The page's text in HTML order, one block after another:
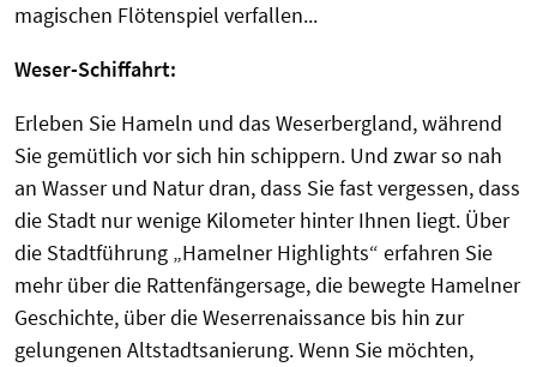
magischen Flötenspiel verfallen...
Weser-Schiffahrt:
Erleben Sie Hameln und das Weserbergland, während
Sie gemütlich vor sich hin schippern. Und zwar so nah
an Wasser und Natur dran, dass Sie fast vergessen, dass
die Stadt nur wenige Kilometer hinter Ihnen liegt. Über
die Stadtführung „Hamelner Highlights“ erfahren Sie
mehr über die Rattenfängersage, die bewegte Hamelner
Geschichte, über die Weserrenaissance bis hin zur
gelungenen Altstadtsanierung. Wenn Sie möchten,